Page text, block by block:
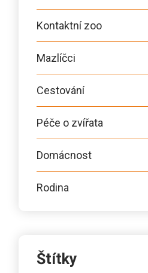
Kontaktní zoo
Mazlíčci
Cestování
Péče o zvířata
Domácnost
Rodina
Štítky